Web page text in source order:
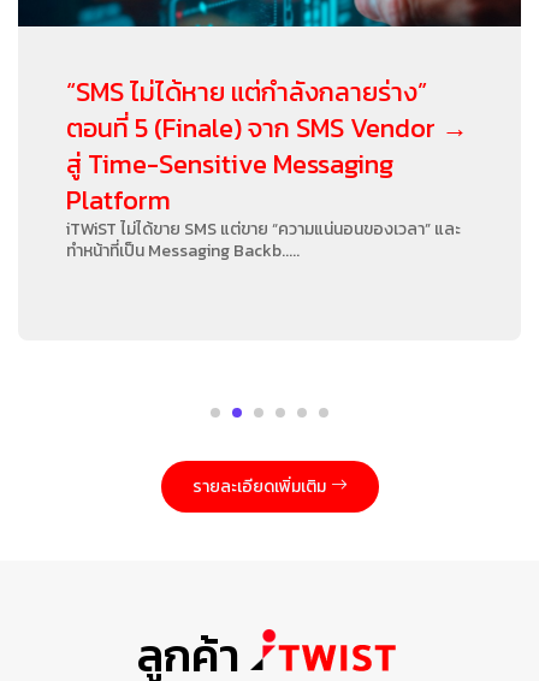
“SMS ไม่ได้หาย แต่กำลังกลายร่าง”
ตอนที่ 5 (Finale) จาก SMS Vendor →
สู่ Time-Sensitive Messaging
Platform
iTWiST ไม่ได้ขาย SMS แต่ขาย “ความแน่นอนของเวลา” และ
ทำหน้าที่เป็น Messaging Backb.....
รายละเอียดเพิ่มเติม
ลูกค้า